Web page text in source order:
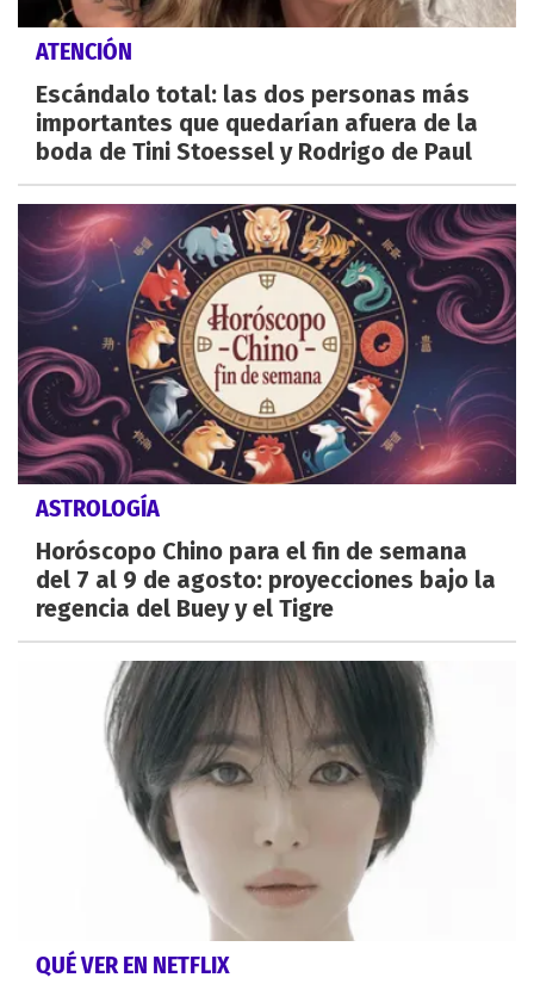
ATENCIÓN
Escándalo total: las dos personas más
importantes que quedarían afuera de la
boda de Tini Stoessel y Rodrigo de Paul
ASTROLOGÍA
Horóscopo Chino para el fin de semana
del 7 al 9 de agosto: proyecciones bajo la
regencia del Buey y el Tigre
QUÉ VER EN NETFLIX